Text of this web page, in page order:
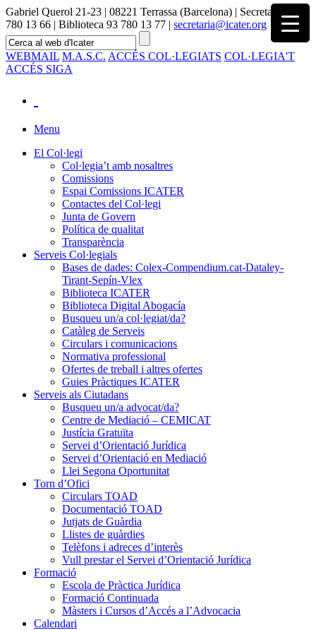
Gabriel Querol 21-23 | 08221 Terrassa (Barcelona) | Secretaria 93
780 13 66 | Biblioteca 93 780 13 77 | secretaria@icater.org
WEBMAIL M.A.S.C. ACCÉS COL·LEGIATS COL·LEGIA'T
ACCÉS SIGA
Menu
El Col·legi
Col·legia’t amb nosaltres
Comissions
Espai Comissions ICATER
Contactes del Col·legi
Junta de Govern
Política de qualitat
Transparència
Serveis Col·legials
Bases de dades: Colex-Compendium.cat-Dataley-
Tirant-Sepín-Vlex
Biblioteca ICATER
Biblioteca Digital Abogacía
Busqueu un/a col·legiat/da?
Catàleg de Serveis
Circulars i comunicacions
Normativa professional
Ofertes de treball i altres ofertes
Guies Pràctiques ICATER
Serveis als Ciutadans
Busqueu un/a advocat/da?
Centre de Mediació – CEMICAT
Justícia Gratuïta
Servei d’Orientació Jurídica
Servei d’Orientació en Mediació
Llei Segona Oportunitat
Torn d’Ofici
Circulars TOAD
Documentació TOAD
Jutjats de Guàrdia
Llistes de guàrdies
Telèfons i adreces d’interès
Vull prestar el Servei d’Orientació Jurídica
Formació
Escola de Pràctica Jurídica
Formació Continuada
Màsters i Cursos d’Accés a l’Advocacia
Calendari